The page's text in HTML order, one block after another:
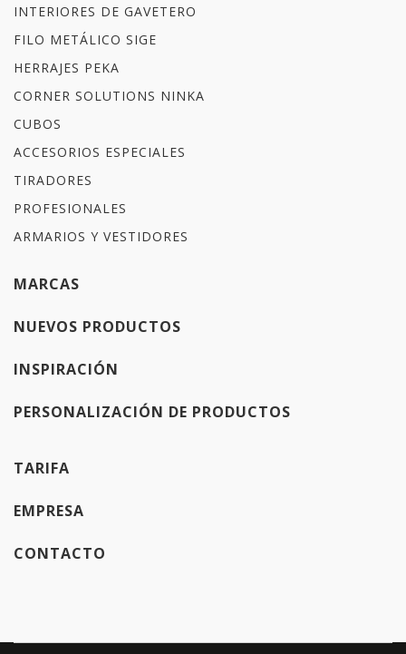
INTERIORES DE GAVETERO
FILO METÁLICO SIGE
HERRAJES PEKA
CORNER SOLUTIONS NINKA
CUBOS
ACCESORIOS ESPECIALES
TIRADORES
PROFESIONALES
ARMARIOS Y VESTIDORES
MARCAS
NUEVOS PRODUCTOS
INSPIRACIÓN
PERSONALIZACIÓN DE PRODUCTOS
TARIFA
EMPRESA
CONTACTO